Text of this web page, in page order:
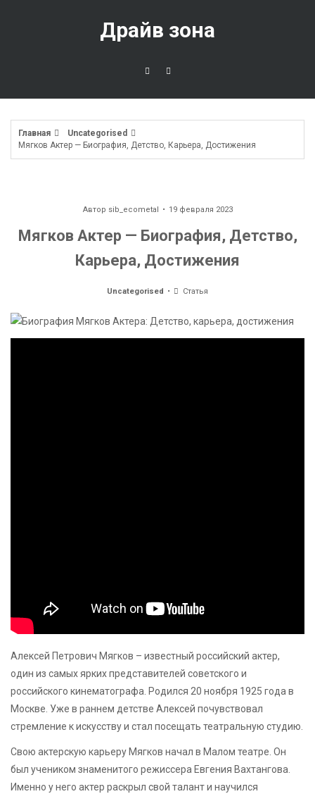
Драйв зона
Главная
Uncategorised
Мягков Актер — Биография, Детство, Карьера, Достижения
Автор sib_ecometal 19 февраля 2023
Мягков Актер — Биография, Детство,
Карьера, Достижения
Uncategorised Статья
Алексей Петрович Мягков – известный российский актер,
один из самых ярких представителей советского и
российского кинематографа. Родился 20 ноября 1925 года в
Москве. Уже в раннем детстве Алексей почувствовал
стремление к искусству и стал посещать театральную студию.
Свою актерскую карьеру Мягков начал в Малом театре. Он
был учеником знаменитого режиссера Евгения Вахтангова.
Именно у него актер раскрыл свой талант и научился